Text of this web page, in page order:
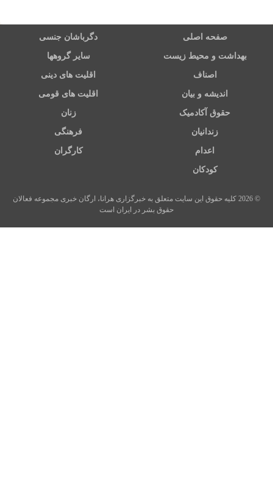
صفحه اصلی دگرباشان جنسی
بهداشت و محیط زیست سایر گروهها
اصناف اقلیت های دینی
اندیشه و بیان اقلیت های قومی
حقوق آکادمیک زنان
زندانیان فرهنگی
اعدام کارگران
کودکان
© 2026 کلیه حقوق این سایت متعلق به خبرگزاری هرانا، ارگان خبری مجموعه فعالان
حقوق بشر در ایران است